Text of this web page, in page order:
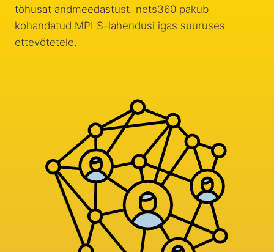
tõhusat andmeedastust. nets360 pakub
kohandatud MPLS-lahendusi igas suuruses
ettevõtetele.